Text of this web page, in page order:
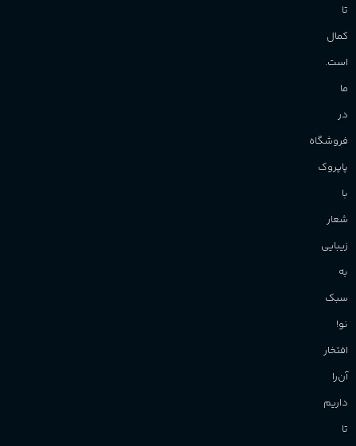
تا
کمال
است.
ما
در
فروشگاه
پاپروک
با
شعار
زیبایی
به
سبک
نو!
افتخار
آن‌را
داریم
تا